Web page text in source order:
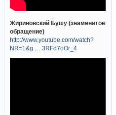
Жириновский Бушу (знаменитое
обращение)
http://www.youtube.com/watch?
NR=1&g … 3RFd7oOr_4